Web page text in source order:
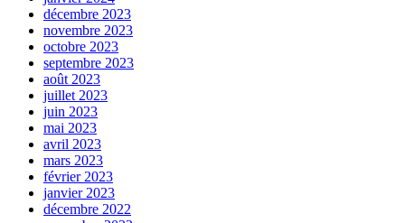
décembre 2023
novembre 2023
octobre 2023
septembre 2023
août 2023
juillet 2023
juin 2023
mai 2023
avril 2023
mars 2023
février 2023
janvier 2023
décembre 2022